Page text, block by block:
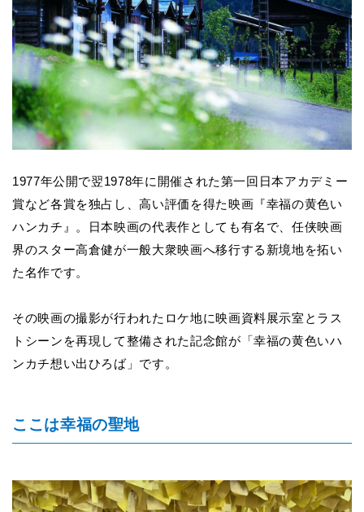
1977年公開で翌1978年に開催された第一回日本アカデミー
賞など各賞を独占し、高い評価を得た映画『幸福の黄色い
ハンカチ』。日本映画の代表作としても有名で、任侠映画
界のスター高倉健が一般大衆映画へ移行する新境地を拓い
た名作です。
その映画の撮影が行われたロケ地に映画資料展示室とラス
トシーンを再現して整備された記念館が「幸福の黄色いハ
ンカチ想い出ひろば」です。
ここは幸福の聖地